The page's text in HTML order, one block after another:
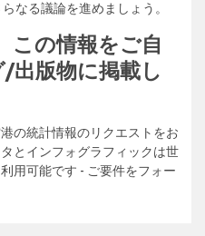
なる議論を進めましょう。
この情報をご自
出版物に掲載し
の統計情報のリクエストをお
とインフォグラフィックは世
用可能です - ご要件をフォー